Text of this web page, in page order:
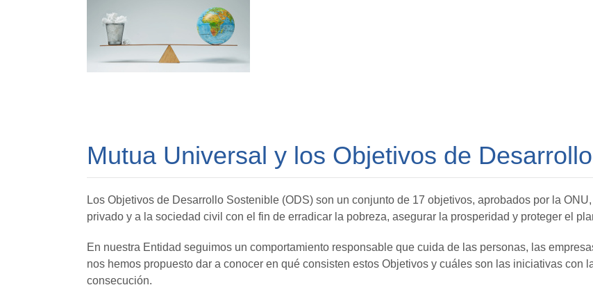
Mutua Universal y los Objetivos de
Los Objetivos de Desarrollo Sostenible (ODS) son un conjunto de 17 objetivos, aprobados por la
privado y a la sociedad civil con el fin de erradicar la pobreza, asegurar la prosperidad y proteger el
En nuestra Entidad seguimos un comportamiento responsable que cuida de las personas, las
nos hemos propuesto dar a conocer en qué consisten estos Objetivos y cuáles son las iniciativas con
consecución.